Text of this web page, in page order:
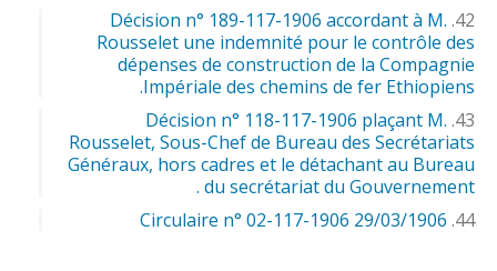
Décision n° 189-117-1906 accordant à M.
Rousselet une indemnité pour le contrôle des
dépenses de construction de la Compagnie
Impériale des chemins de fer Ethiopiens.
Décision n° 118-117-1906 plaçant M.
Rousselet, Sous-Chef de Bureau des Secrétariats
Généraux, hors cadres et le détachant au Bureau
du secrétariat du Gouvernement .
Circulaire n° 02-117-1906 29/03/1906